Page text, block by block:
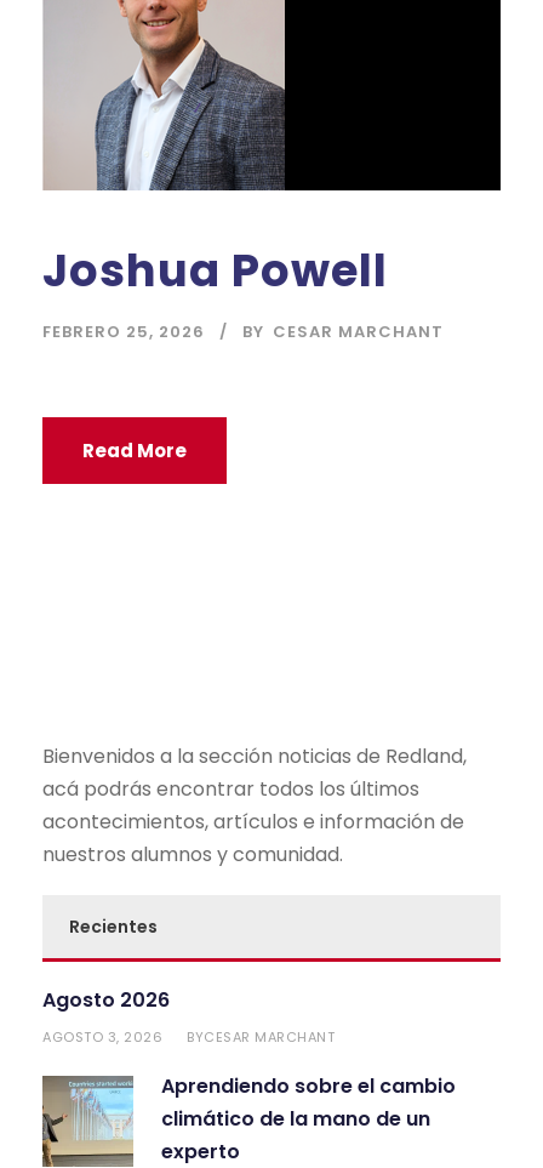
Joshua Powell
FEBRERO 25, 2026 BY CESAR MARCHANT
Read More
Bienvenidos a la sección noticias de Redland,
acá podrás encontrar todos los últimos
acontecimientos, artículos e información de
nuestros alumnos y comunidad.
Recientes
Agosto 2026
AGOSTO 3, 2026 BYCESAR MARCHANT
Aprendiendo sobre el cambio
climático de la mano de un
experto